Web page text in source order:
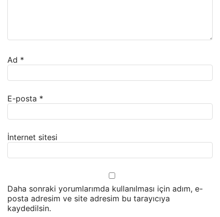
Ad *
E-posta *
İnternet sitesi
Daha sonraki yorumlarımda kullanılması için adım, e-
posta adresim ve site adresim bu tarayıcıya
kaydedilsin.